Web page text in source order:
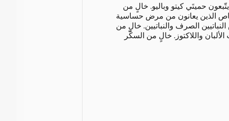
حميتَي كيتو وباليو. خالٍ من
الذين يعانون من مرض حساسية
الصرف والنباتيين. خالٍ من
واللاكتوز. خالٍ من السكّر